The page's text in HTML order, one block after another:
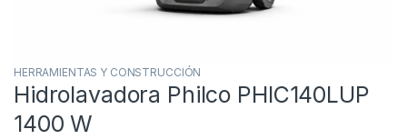
HERRAMIENTAS Y CONSTRUCCIÓN
Hidrolavadora Philco PHIC140LUP
1400 W